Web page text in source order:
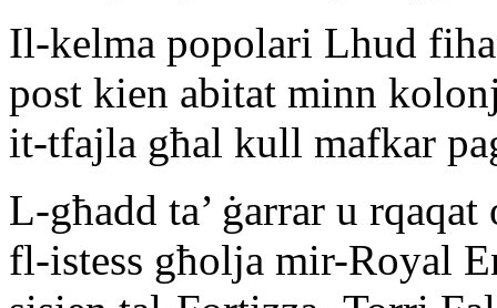
Il-kelma popolari Lhud
post kien abitat minn
it-tfajla għal kull mafkar
L-għadd ta’ ġarrar u
fl-istess għolja mir-Royal